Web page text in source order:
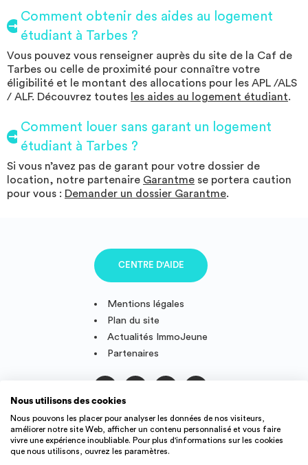
Comment obtenir des aides au logement
étudiant à Tarbes ?
Vous pouvez vous renseigner auprès du site de la Caf de
Tarbes ou celle de proximité pour connaître votre
éligibilité et le montant des allocations pour les APL /ALS
/ ALF. Découvrez toutes les aides au logement étudiant.
Comment louer sans garant un logement
étudiant à Tarbes ?
Si vous n’avez pas de garant pour votre dossier de
location, notre partenaire Garantme se portera caution
pour vous : Demander un dossier Garantme.
Mentions légales
Plan du site
Actualités ImmoJeune
Partenaires
CENTRE D'AIDE
Suivez-nous
Nous utilisons des cookies
Nous pouvons les placer pour analyser les données de nos visiteurs,
améliorer notre site Web, afficher un contenu personnalisé et vous faire
vivre une expérience inoubliable. Pour plus d'informations sur les cookies
que nous utilisons, ouvrez les paramètres.